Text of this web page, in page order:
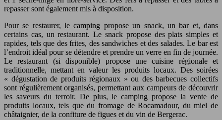
repasser sont également mis à disposition.
Pour se restaurer, le camping propose un snack, un bar et, dans
certains cas, un restaurant. Le snack propose des plats simples et
rapides, tels que des frites, des sandwiches et des salades. Le bar est
l’endroit idéal pour se détendre et prendre un verre en fin de journée.
Le restaurant (si disponible) propose une cuisine régionale et
traditionnelle, mettant en valeur les produits locaux. Des soirées
« dégustation de produits régionaux » ou des barbecues collectifs
sont régulièrement organisés, permettant aux campeurs de découvrir
les saveurs du terroir. De plus, le camping propose la vente de
produits locaux, tels que du fromage de Rocamadour, du miel de
châtaignier, de la confiture de figues et du vin de Bergerac.